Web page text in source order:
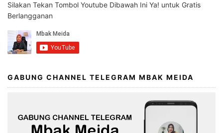
Silakan Tekan Tombol Youtube Dibawah Ini Ya! untuk Gratis
Berlangganan
GABUNG CHANNEL TELEGRAM MBAK MEIDA